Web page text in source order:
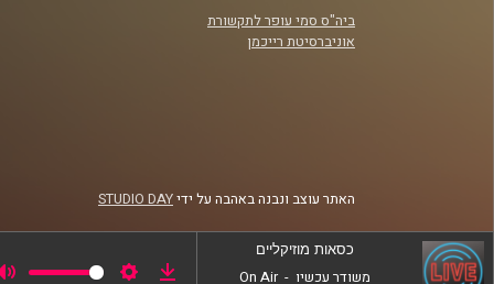
ביה"ס סמי עופר לתקשורת
אוניברסיטת רייכמן
האתר עוצב ונבנה באהבה על ידיSTUDIO DAY
כסאות מוזיקליים
משודר עכשיו -
On Air